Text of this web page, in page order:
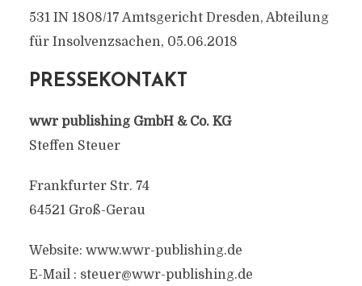
531 IN 1808/17 Amtsgericht Dresden, Abteilung
für Insolvenzsachen, 05.06.2018
PRESSEKONTAKT
wwr publishing GmbH & Co. KG
Steffen Steuer
Frankfurter Str. 74
64521 Groß-Gerau
Website: www.wwr-publishing.de
E-Mail : steuer@wwr-publishing.de